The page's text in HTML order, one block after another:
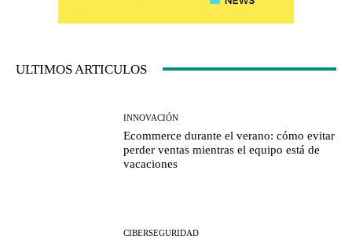
ULTIMOS ARTICULOS
INNOVACIÓN
Ecommerce durante el verano: cómo evitar
perder ventas mientras el equipo está de
vacaciones
CIBERSEGURIDAD